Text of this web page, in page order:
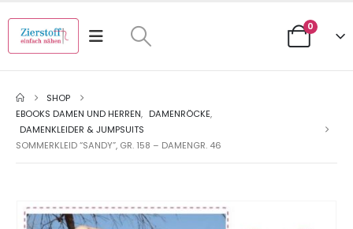
0
SHOP
EBOOKS DAMEN UND HERREN, DAMENRÖCKE,
DAMENKLEIDER & JUMPSUITS
SOMMERKLEID “SANDY”, GR. 158 – DAMENGR. 46